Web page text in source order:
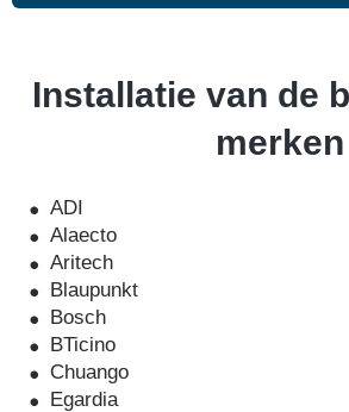
Installatie van de
merken
ADI
Alaecto
Aritech
Blaupunkt
Bosch
BTicino
Chuango
Egardia